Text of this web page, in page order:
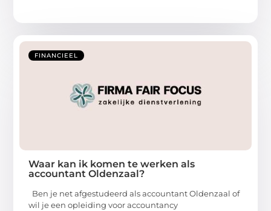
FINANCIEEL
Waar kan ik komen te werken als
accountant Oldenzaal?
Ben je net afgestudeerd als accountant Oldenzaal of
wil je een opleiding voor accountancy